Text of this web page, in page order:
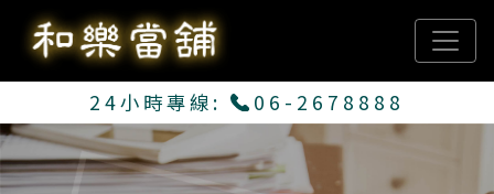
24小時專線: 06-2678888